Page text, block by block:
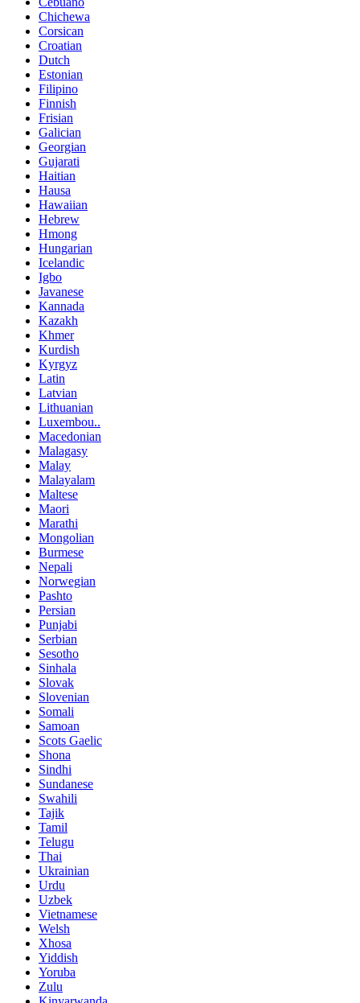
Chichewa
Corsican
Croatian
Dutch
Estonian
Filipino
Finnish
Frisian
Galician
Georgian
Gujarati
Haitian
Hausa
Hawaiian
Hebrew
Hmong
Hungarian
Icelandic
Igbo
Javanese
Kannada
Kazakh
Khmer
Kurdish
Kyrgyz
Latin
Latvian
Lithuanian
Luxembou..
Macedonian
Malagasy
Malay
Malayalam
Maltese
Maori
Marathi
Mongolian
Burmese
Nepali
Norwegian
Pashto
Persian
Punjabi
Serbian
Sesotho
Sinhala
Slovak
Slovenian
Somali
Samoan
Scots Gaelic
Shona
Sindhi
Sundanese
Swahili
Tajik
Tamil
Telugu
Thai
Ukrainian
Urdu
Uzbek
Vietnamese
Welsh
Xhosa
Yiddish
Yoruba
Zulu